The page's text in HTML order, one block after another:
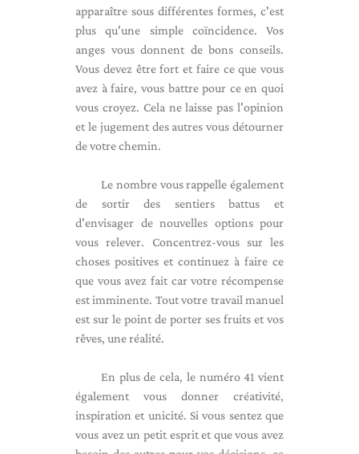
apparaître sous différentes formes, c'est
plus qu'une simple coïncidence. Vos
anges vous donnent de bons conseils.
Vous devez être fort et faire ce que vous
avez à faire, vous battre pour ce en quoi
vous croyez. Cela ne laisse pas l'opinion
et le jugement des autres vous détourner
de votre chemin.
Le nombre vous rappelle également
de sortir des sentiers battus et
d'envisager de nouvelles options pour
vous relever. Concentrez-vous sur les
choses positives et continuez à faire ce
que vous avez fait car votre récompense
est imminente. Tout votre travail manuel
est sur le point de porter ses fruits et vos
rêves, une réalité.
En plus de cela, le numéro 41 vient
également vous donner créativité,
inspiration et unicité. Si vous sentez que
vous avez un petit esprit et que vous avez